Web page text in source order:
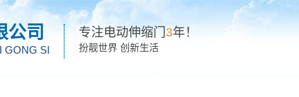
公司
GONG SI
专注电动伸缩门 3年！
扮靓世界 创新生活